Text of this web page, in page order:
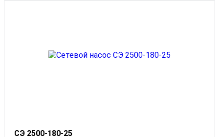
СЭ 2500-180-25